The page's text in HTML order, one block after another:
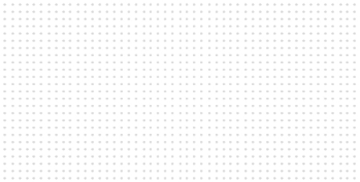
Samtliga venues erbjuder egen
evenemangsplanering för just deras lokaler. Alla
frågor kring planering tas direkt med respektive
venue.
Hur gör jag om jag vill ha catering?
Våra verksamheter erbjuder ofta catering via
interna eller externa leverantörer. Alla specifika